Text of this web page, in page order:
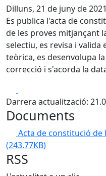
Dilluns, 21 de juny de 2021
Es publica l'acta de
de les proves mitjançant
selectiu, es revisa i
teòrica, es desenvolupa
correcció i s'acorda la
Darrera actualització:
Documents
Acta de constitució
(243.77KB)
RSS